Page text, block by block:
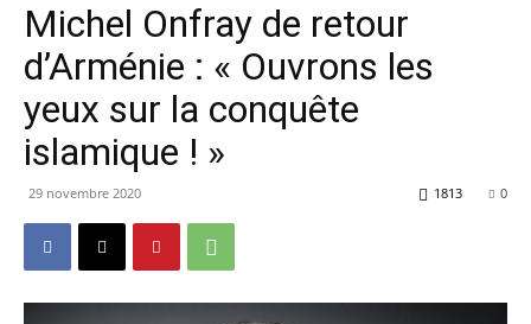
Michel Onfray de retour
d’Arménie : « Ouvrons les
yeux sur la conquête
islamique ! »
29 novembre 2020 0
1813